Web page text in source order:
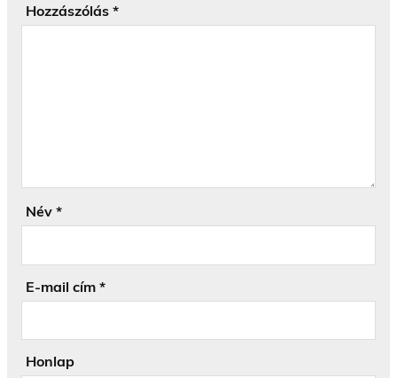
Hozzászólás *
Név *
E-mail cím *
Honlap